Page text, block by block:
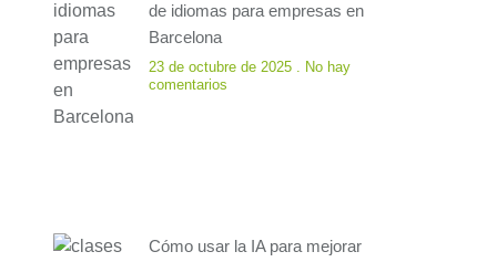
de idiomas para empresas en
Barcelona
23 de octubre de 2025
No hay
comentarios
Cómo usar la IA para mejorar